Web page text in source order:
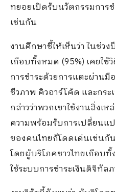
ทยอยเปิดรับนวัตกรรมการ
เช่นกัน
งานศึกษาชี้ให้เห็นว่า ในช่ว
เกือบทั้งหมด (95%) เคยใช้
การชำระด้วยการแตะผ่าน
ชีวภาพ คิวอาร์โค้ด และกระ
กล่าวว่าพวกเขาใช้งานสิ่งเ
ความพร้อมรับการเปลี่ยนแ
ของคนไทยก็โดดเด่นเช่นกั
โดยผู้บริโภคชาวไทยเกือบ
ใช้ระบบการชำระเงินดิจิทัล